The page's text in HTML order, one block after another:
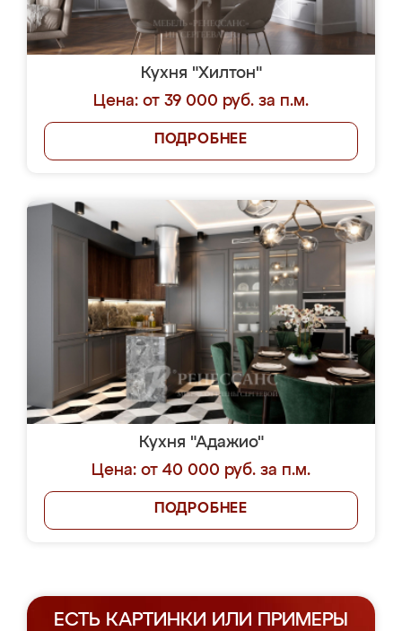
Кухня "Хилтон"
Цена: от 39 000 руб. за п.м.
ПОДРОБНЕЕ
Кухня "Адажио"
Цена: от 40 000 руб. за п.м.
ПОДРОБНЕЕ
ЕСТЬ КАРТИНКИ ИЛИ ПРИМЕРЫ